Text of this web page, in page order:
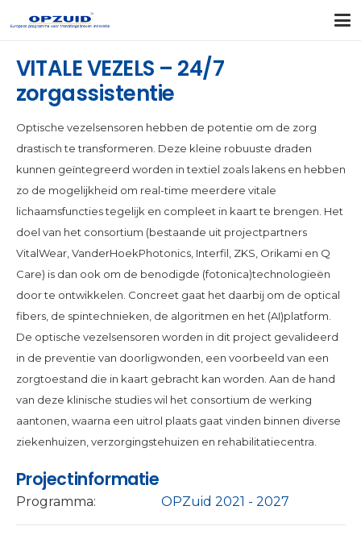
VITALE VEZELS – 24/7
zorgassistentie
Optische vezelsensoren hebben de potentie om de zorg
drastisch te transformeren. Deze kleine robuuste draden
kunnen geïntegreerd worden in textiel zoals lakens en hebben
zo de mogelijkheid om real-time meerdere vitale
lichaamsfuncties tegelijk en compleet in kaart te brengen. Het
doel van het consortium (bestaande uit projectpartners
VitalWear, VanderHoekPhotonics, Interfil, ZKS, Orikami en Q
Care) is dan ook om de benodigde (fotonica)technologieën
door te ontwikkelen. Concreet gaat het daarbij om de optical
fibers, de spintechnieken, de algoritmen en het (AI)platform.
De optische vezelsensoren worden in dit project gevalideerd
in de preventie van doorligwonden, een voorbeeld van een
zorgtoestand die in kaart gebracht kan worden. Aan de hand
van deze klinische studies wil het consortium de werking
aantonen, waarna een uitrol plaats gaat vinden binnen diverse
ziekenhuizen, verzorgingstehuizen en rehabilitatiecentra.
Projectinformatie
Programma: OPZuid 2021 - 2027